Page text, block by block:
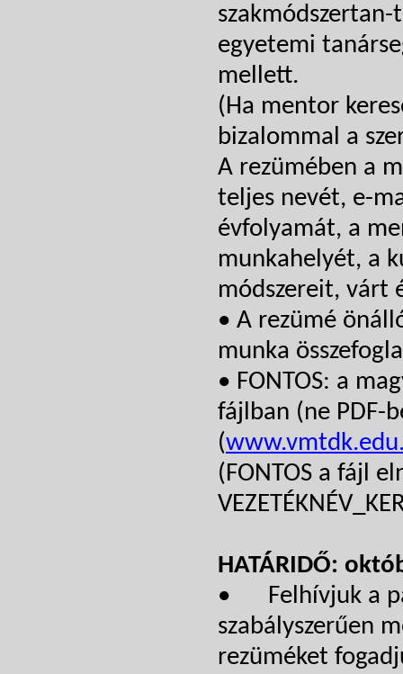
egyetemi
mellett.
(Ha mentor
bizalommal a
A rezümében a
teljes nevét, e-
évfolyamát, a
munkahelyét, a
módszereit, várt
• A rezümé
munka
• FONTOS: a
fájlban (ne PDF-
(
(FONTOS a fájl
HATÁRIDŐ:
• Felhívjuk a
szabályszerűen
rezüméket